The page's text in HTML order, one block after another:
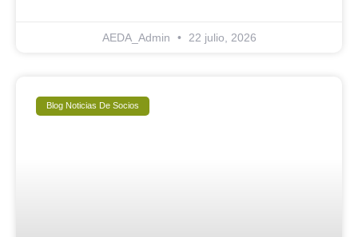
AEDA_Admin 22 julio, 2026
Blog Noticias De Socios